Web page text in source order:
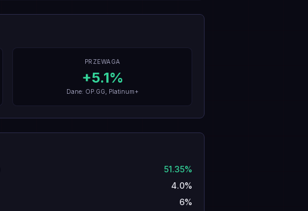
PRZEWAGA
+5.1%
Dane: OP.GG, Platinum+
51.35%
4.0%
6%